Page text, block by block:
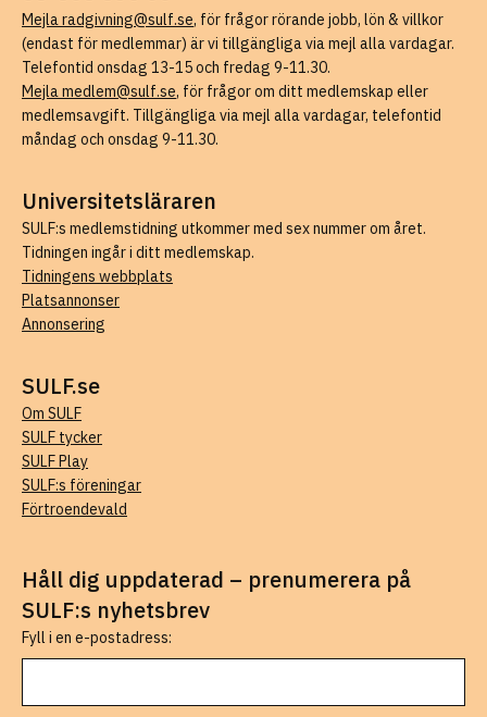
Mejla radgivning@sulf.se, för frågor rörande jobb, lön & villkor
(endast för medlemmar) är vi tillgängliga via mejl alla vardagar.
Telefontid onsdag 13-15 och fredag 9-11.30.
Mejla medlem@sulf.se, för frågor om ditt medlemskap eller
medlemsavgift. Tillgängliga via mejl alla vardagar, telefontid
måndag och onsdag 9-11.30.
Universitetsläraren
SULF:s medlemstidning utkommer med sex nummer om året.
Tidningen ingår i ditt medlemskap.
Tidningens webbplats
Platsannonser
Annonsering
SULF.se
Om SULF
SULF tycker
SULF Play
SULF:s föreningar
Förtroendevald
Håll dig uppdaterad – prenumerera på
SULF:s nyhetsbrev
Fyll i en e-postadress: